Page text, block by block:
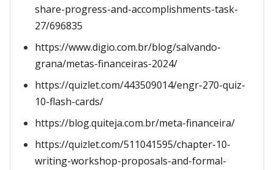
share-progress-and-accomplishments-task-
27/696835
https://www.digio.com.br/blog/salvando-
grana/metas-financeiras-2024/
https://quizlet.com/443509014/engr-270-quiz-
10-flash-cards/
https://blog.quiteja.com.br/meta-financeira/
https://quizlet.com/511041595/chapter-10-
writing-workshop-proposals-and-formal-